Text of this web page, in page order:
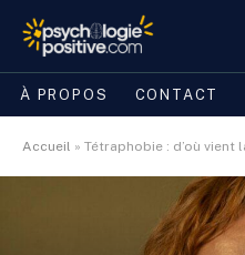
À PROPOS CONTACT
Accueil » Tétraphobie : d’où vient la